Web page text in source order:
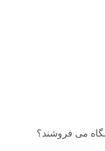
می فروشند؟